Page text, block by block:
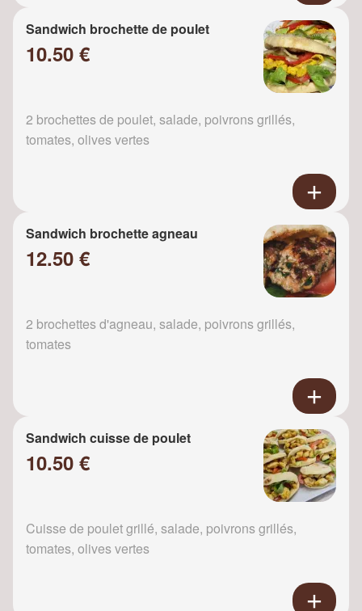
Sandwich brochette de poulet
10.50 €
2 brochettes de poulet, salade, poivrons grillés,
tomates, olives vertes
Sandwich brochette agneau
12.50 €
2 brochettes d'agneau, salade, poivrons grillés,
tomates
Sandwich cuisse de poulet
10.50 €
Cuisse de poulet grillé, salade, poivrons grillés,
tomates, olives vertes